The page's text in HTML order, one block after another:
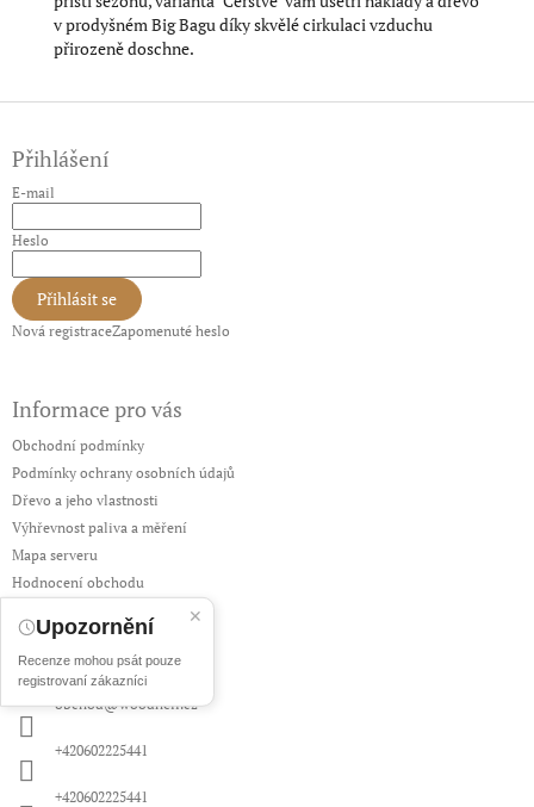
v prodyšném Big Bagu díky skvělé cirkulaci vzduchu
přirozeně doschne.
Z
Přihlášení
E-mail
Heslo
Přihlásit se
Nová registraceZapomenuté heslo
Informace pro vás
Obchodní podmínky
Podmínky ochrany osobních údajů
Dřevo a jeho vlastnosti
Výhřevnost paliva a měření
Mapa serveru
Hodnocení obchodu
Kontakt
obchod@woodhell.cz
+420602225441
+420602225441
✕
Upozornění
Recenze mohou psát pouze
registrovaní zákazníci